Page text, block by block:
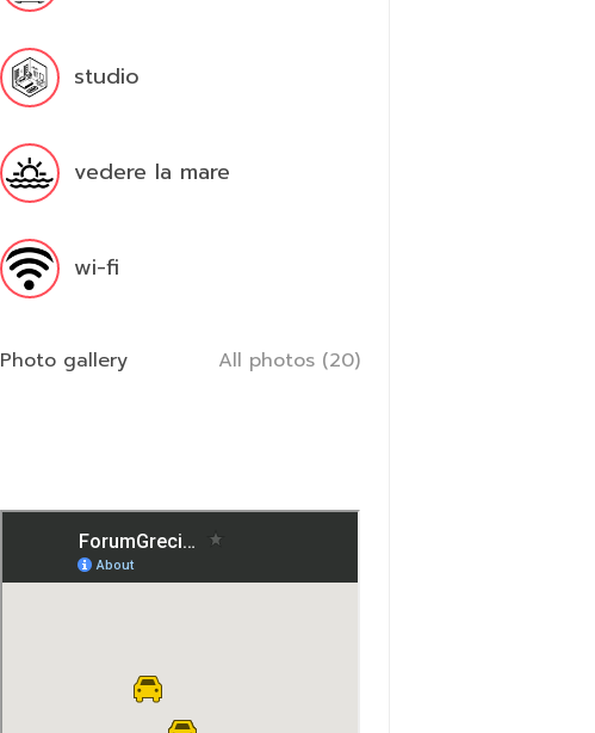
studio
vedere la mare
wi-fi
Photo gallery All photos (20)